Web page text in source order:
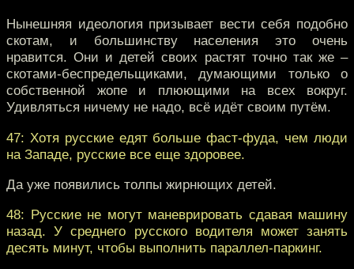
Нынешняя идеология призывает вести себя подобно
скотам, и большинству населения это очень
нравится. Они и детей своих растят точно так же –
скотами-беспредельщиками, думающими только о
собственной жопе и плюющими на всех вокруг.
Удивляться ничему не надо, всё идёт своим путём.
47: Хотя русские едят больше фаст-фуда, чем люди
на Западе, русские все еще здоровее.
Да уже появились толпы жирнющих детей.
48: Русские не могут маневрировать сдавая машину
назад. У среднего русского водителя может занять
десять минут, чтобы выполнить параллел-паркинг.